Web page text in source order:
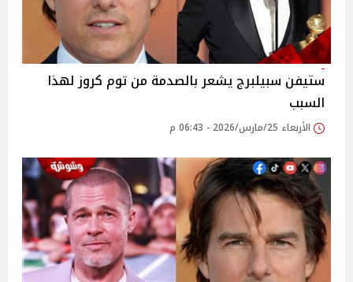
ستيفن سبيلبرج يشعر بالصدمة من توم كروز لهذا
السبب
الأربعاء 25/مارس/2026 - 06:43 م